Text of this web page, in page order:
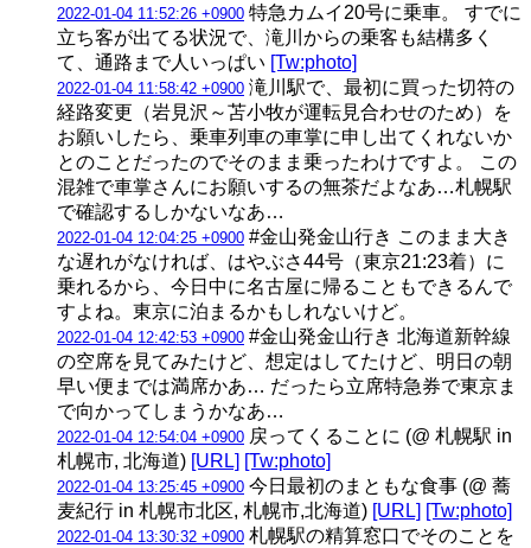
2022-01-04 11:52:26 +0900 特急カムイ20号に乗車。 すでに
立ち客が出てる状況で、滝川からの乗客も結構多く
て、通路まで人いっぱい [Tw:photo]
2022-01-04 11:58:42 +0900 滝川駅で、最初に買った切符の
経路変更（岩見沢～苫小牧が運転見合わせのため）を
お願いしたら、乗車列車の車掌に申し出てくれないか
とのことだったのでそのまま乗ったわけですよ。 この
混雑で車掌さんにお願いするの無茶だよなあ…札幌駅
で確認するしかないなあ…
2022-01-04 12:04:25 +0900 #金山発金山行き このまま大き
な遅れがなければ、はやぶさ44号（東京21:23着）に
乗れるから、今日中に名古屋に帰ることもできるんで
すよね。東京に泊まるかもしれないけど。
2022-01-04 12:42:53 +0900 #金山発金山行き 北海道新幹線
の空席を見てみたけど、想定はしてたけど、明日の朝
早い便までは満席かあ… だったら立席特急券で東京ま
で向かってしまうかなあ…
2022-01-04 12:54:04 +0900 戻ってくることに (@ 札幌駅 in
札幌市, 北海道) [URL] [Tw:photo]
2022-01-04 13:25:45 +0900 今日最初のまともな食事 (@ 蕎
麦紀行 in 札幌市北区, 札幌市,北海道) [URL] [Tw:photo]
2022-01-04 13:30:32 +0900 札幌駅の精算窓口でそのことを